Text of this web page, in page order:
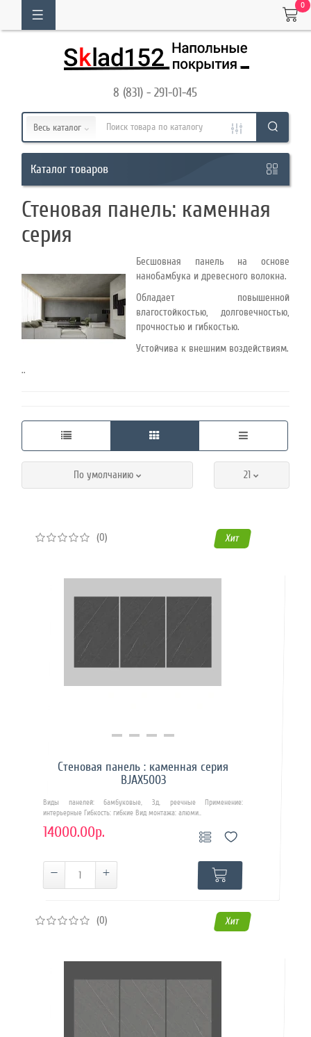
Обратный
звонок
(831)
291-
Контакты
0
8 (831) - 291-01-45
Весь каталог
Каталог товаров
Стеновая панель: каменная
серия
Бесшовная панель на основе
нанобамбука и древесного волокна.
Обладает повышенной
влагостойкостью, долговечностью,
прочностью и гибкостью.
Устойчива к внешним воздействиям.
..
21
По умолчанию
(0) Хит
Купить в 1 клик
Стеновая панель : каменная серия
BJAX5003
Виды панелей: бамбуковые, 3д, реечные Применение:
интерьерные Гибкость: гибкие Вид монтажа: алюми..
14000.00р.
(0) Хит